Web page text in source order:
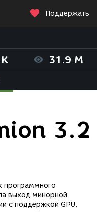
Поддержать
31.9 M
3.2
программного
выход минорной
с поддержкой GPU,